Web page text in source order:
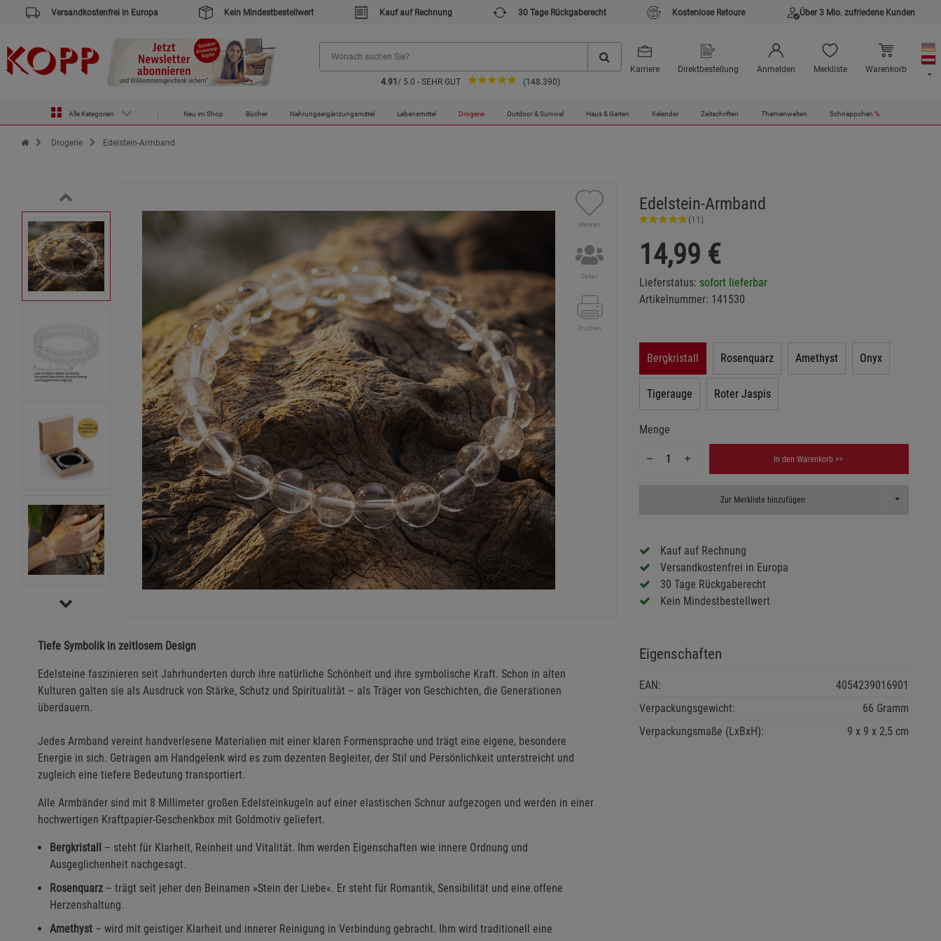
Versandkostenfrei in Europa Kein Mindestbestellwert Kauf auf Rechnung 30 Tage Rückgaberecht Kostenlose Retoure Über 3 Mio. zufriedene Kunden
4.91 / 5.0 - SEHR GUT (148.390)
Karriere Direktbestellung Anmelden Merkliste Warenkorb
Alle Kategorien Neu im Shop Bücher Nahrungsergänzungsmittel Lebensmittel Drogerie Outdoor & Survival Haus & Garten Kalender Zeitschriften Themenwelten Schnäppchen %
Zur Startseite des Kopp Verlag Online-Shop
Drogerie Edelstein-Armband
Merken
Teilen
Drucken
Edelstein-Armband
(11)
14,99 €
Lieferstatus: sofort lieferbar
Artikelnummer: 141530
Bergkristall Rosenquarz Amethyst Onyx
Tigerauge Roter Jaspis
Menge
In den Warenkorb >>
Zur Merkliste hinzufügen Toggle
Kauf auf Rechnung
Versandkostenfrei in Europa
30 Tage Rückgaberecht
Kein Mindestbestellwert
Tiefe Symbolik in zeitlosem Design
Edelsteine faszinieren seit Jahrhunderten durch ihre natürliche Schönheit und ihre symbolische Kraft. Schon in alten
Kulturen galten sie als Ausdruck von Stärke, Schutz und Spiritualität – als Träger von Geschichten, die Generationen
überdauern.
Jedes Armband vereint handverlesene Materialien mit einer klaren Formensprache und trägt eine eigene, besondere
Energie in sich. Getragen am Handgelenk wird es zum dezenten Begleiter, der Stil und Persönlichkeit unterstreicht und
zugleich eine tiefere Bedeutung transportiert.
Alle Armbänder sind mit 8 Millimeter großen Edelsteinkugeln auf einer elastischen Schnur aufgezogen und werden in einer
hochwertigen Kraftpapier-Geschenkbox mit Goldmotiv geliefert.
Bergkristall – steht für Klarheit, Reinheit und Vitalität. Ihm werden Eigenschaften wie innere Ordnung und
Ausgeglichenheit nachgesagt.
Rosenquarz – trägt seit jeher den Beinamen »Stein der Liebe«. Er steht für Romantik, Sensibilität und eine offene
Herzenshaltung.
Amethyst – wird mit geistiger Klarheit und innerer Reinigung in Verbindung gebracht. Ihm wird traditionell eine
Eigenschaften
EAN:
4054239016901
Verpackungsgewicht:
66 Gramm
Verpackungsmaße (LxBxH):
9 9 2,5 cm